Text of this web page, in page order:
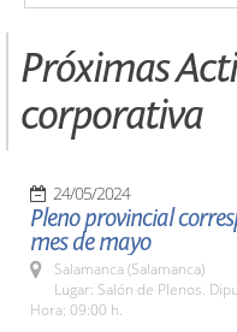
Próximas
corporativa
24/05/2024
Pleno provincial
mes de mayo
Salamanca (Salamanca)
Lugar: Salón de Plenos.
Hora: 09:00 h.